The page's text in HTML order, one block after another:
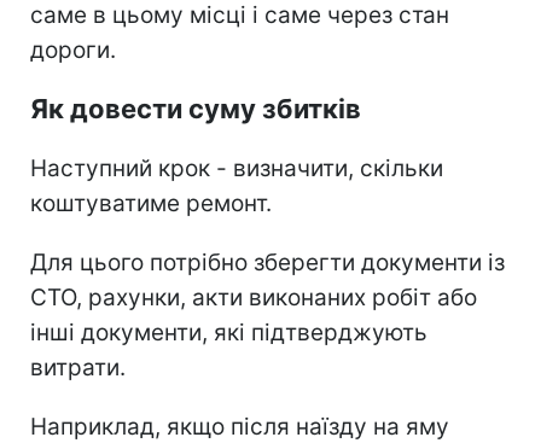
саме в цьому місці і саме через стан
дороги.
Як довести суму збитків
Наступний крок - визначити, скільки
коштуватиме ремонт.
Для цього потрібно зберегти документи із
СТО, рахунки, акти виконаних робіт або
інші документи, які підтверджують
витрати.
Наприклад, якщо після наїзду на яму